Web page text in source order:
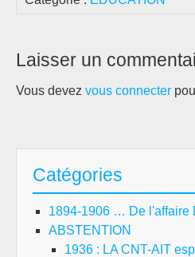
Laisser un
Vous devez vous connecter
Catégories
1894-1906 … De l'affaire
ABSTENTION
1936 : LA CNT-AIT